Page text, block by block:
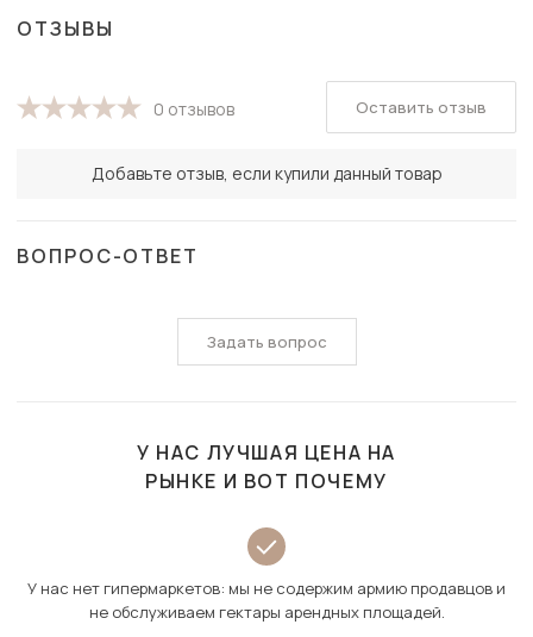
ОТЗЫВЫ
0 отзывов
Добавьте отзыв, если купили данный товар
Оставить отзыв
ВОПРОС-ОТВЕТ
Задать вопрос
У НАС ЛУЧШАЯ ЦЕНА НА
РЫНКЕ И ВОТ ПОЧЕМУ
У нас нет гипермаркетов: мы не содержим армию продавцов и
не обслуживаем гектары арендных площадей.